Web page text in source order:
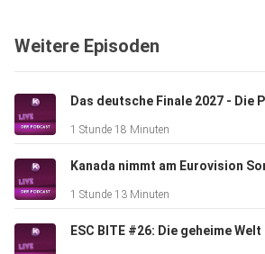
Weitere Episoden
1 Stunde 18 Minuten
1 Stunde 13 Minuten